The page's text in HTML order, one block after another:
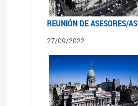
REUNIÓN DE ASESORES/AS
27/09/2022